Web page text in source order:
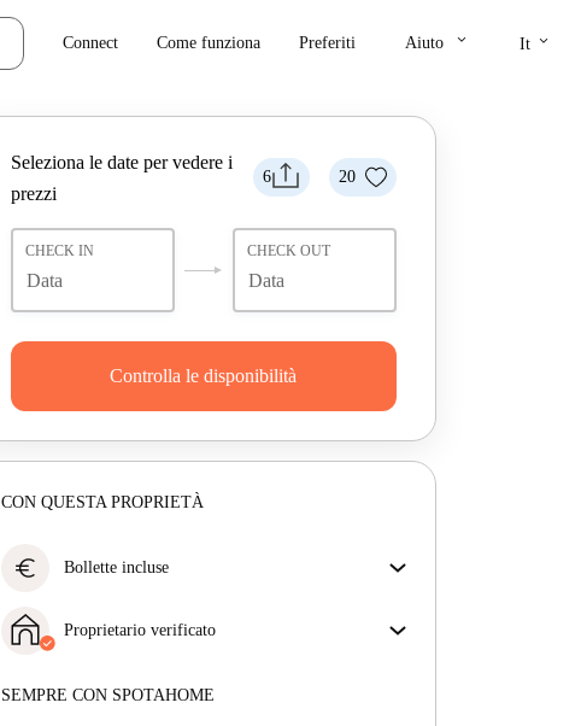
Connect Come funziona Preferiti Aiuto keyboard_arrow_down It keyboard_arrow_down
6 20
Seleziona le date per vedere i
prezzi
CHECK IN CHECK OUT
Controlla le disponibilità
CON QUESTA PROPRIETÀ
euro Bollette incluse
incluse, che coprono l'affitto e le utenze per
un'esperienza di affitto senza problemi.
Proprietario verificato
Maggiori informazioni su questo locatore
SEMPRE CON SPOTAHOME